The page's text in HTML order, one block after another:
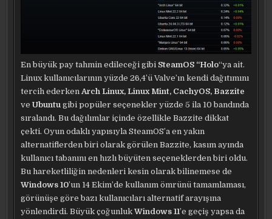
En büyük pay tahmin edileceği gibi SteamOS “Holo“ya ait.
Linux kullanıcılarının yüzde 26,4’ü Valve’ın kendi dağıtımını
tercih ederkenArch Linux, Linux Mint, CachyOS, Bazzite
veUbuntu gibi popüler seçenekler yüzde 5 ila 10 bandında
sıralandı. Bu dağılımlar içinde özellikle Bazzite dikkat
çekti. Oyun odaklı yapısıyla SteamOS’a en yakın
alternatiflerden biri olarak görülen Bazzite, kasım ayında
kullanıcı tabanını en hızlı büyüten seçeneklerden biri oldu.
Bu hareketliliğin nedenleri kesin olarak bilinemese de
Windows 10’un 14 Ekim’de kullanım ömrünü tamamlaması,
görünüşe göre bazı kullanıcıları alternatif arayışına
yönlendirdi. Büyük çoğunlukWindows 11’e geçiş yapsa da